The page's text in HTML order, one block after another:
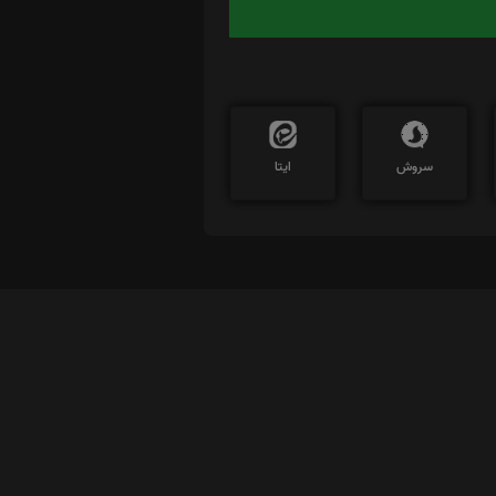
سروش ایتا